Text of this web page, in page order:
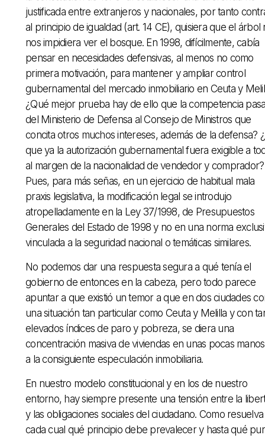
justificada entre extranjeros y nacionales, por tanto
al principio de igualdad (art. 14 CE), quisiera que el árbol
nos impidiera ver el bosque. En 1998, difícilmente, cabía
pensar en necesidades defensivas, al menos no como
primera motivación, para mantener y ampliar control
gubernamental del mercado inmobiliario en Ceuta y
¿Qué mejor prueba hay de ello que la competencia
del Ministerio de Defensa al Consejo de Ministros que
concita otros muchos intereses, además de la defensa?
que ya la autorización gubernamental fuera exigible a
al margen de la nacionalidad de vendedor y comprador?
Pues, para más señas, en un ejercicio de habitual mala
praxis legislativa, la modificación legal se introdujo
atropelladamente en la Ley 37/1998, de Presupuestos
Generales del Estado de 1998 y no en una norma
vinculada a la seguridad nacional o temáticas similares.
No podemos dar una respuesta segura a qué tenía el
gobierno de entonces en la cabeza, pero todo parece
apuntar a que existió un temor a que en dos ciudades
una situación tan particular como Ceuta y Melilla y con
elevados índices de paro y pobreza, se diera una
concentración masiva de viviendas en unas pocas
a la consiguiente especulación inmobiliaria.
En nuestro modelo constitucional y en los de nuestro
entorno, hay siempre presente una tensión entre la
y las obligaciones sociales del ciudadano. Como resuelva
cada cual qué principio debe prevalecer y hasta qué